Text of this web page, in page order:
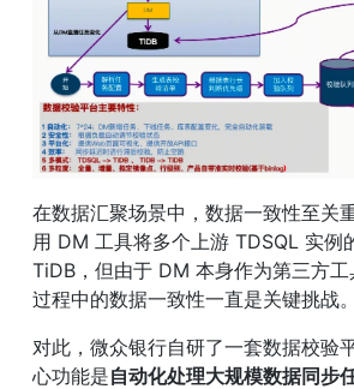
在数据汇聚场景中，数据一致性至关
用 DM 工具将多个上游 TDSQL 实例
TiDB，但由于 DM 本身作为第三方
过程中的数据一致性一直是关键挑战。
对此，微众银行自研了一套数据校验
心功能是自动化处理大规模数据同步